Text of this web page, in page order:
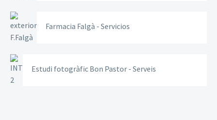
Farmacia Falgà - Servicios
Estudi fotogràfic Bon Pastor - Serveis